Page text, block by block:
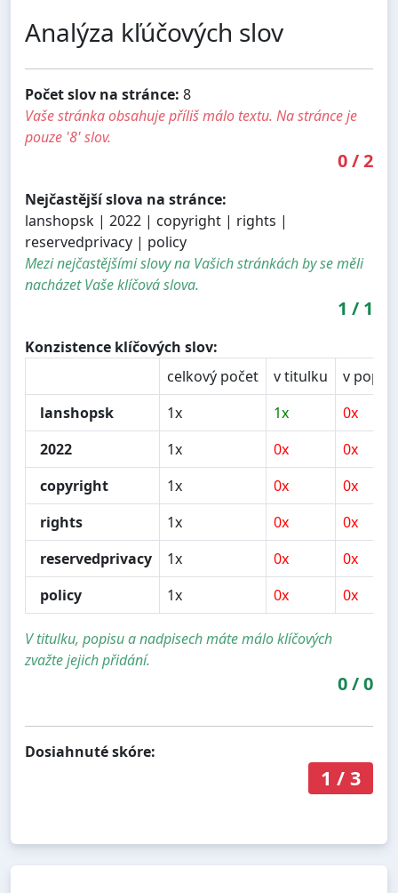
Analýza kľúčových slov
Počet slov na stránce: 8
Vaše stránka obsahuje příliš málo textu. Na stránce je
pouze '8' slov.
0/2
Nejčastější slova na stránce:
lanshopsk | 2022 | copyright | rights |
reservedprivacy | policy
Mezi nejčastějšími slovy na Vašich stránkách by se měli
nacházet Vaše klíčová slova.
1 / 1
Konzistence klíčových slov:
celkový počet
v titulku
v
lanshopsk
1x 1x
0x
2022
1x 0x
0x
copyright
1x 0x
0x
rights
1x 0x
0x
reservedprivacy
1x 0x
0x
policy
1x 0x 0x
V titulku, popisu a nadpisech máte málo klíčových
zvažte jejich přidání.
0/0
Dosiahnuté skóre:
1 / 3